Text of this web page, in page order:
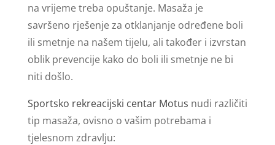
na vrijeme treba opuštanje. Masaža je
savršeno rješenje za otklanjanje određene boli
ili smetnje na našem tijelu, ali također i izvrstan
oblik prevencije kako do boli ili smetnje ne bi
niti došlo.
Sportsko rekreacijski centar Motus nudi različiti
tip masaža, ovisno o vašim potrebama i
tjelesnom zdravlju: